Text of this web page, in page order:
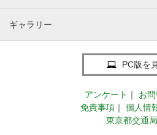
ギャラリー
PC版を
アンケート ｜
お
免責事項 ｜
個人情
東京都交通